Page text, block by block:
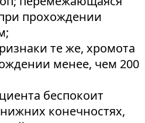
прохождении
те же, хромота
менее, чем 200
беспокоит
конечностях,